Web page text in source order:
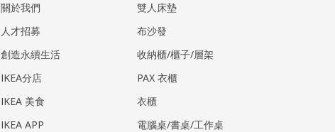
關於我們
人才招募
創造永續生活
IKEA分店
IKEA 美食
IKEA APP
雙人床墊
布沙發
收納櫃/櫃子/層架
PAX 衣櫃
衣櫃
電腦桌/書桌/工作桌